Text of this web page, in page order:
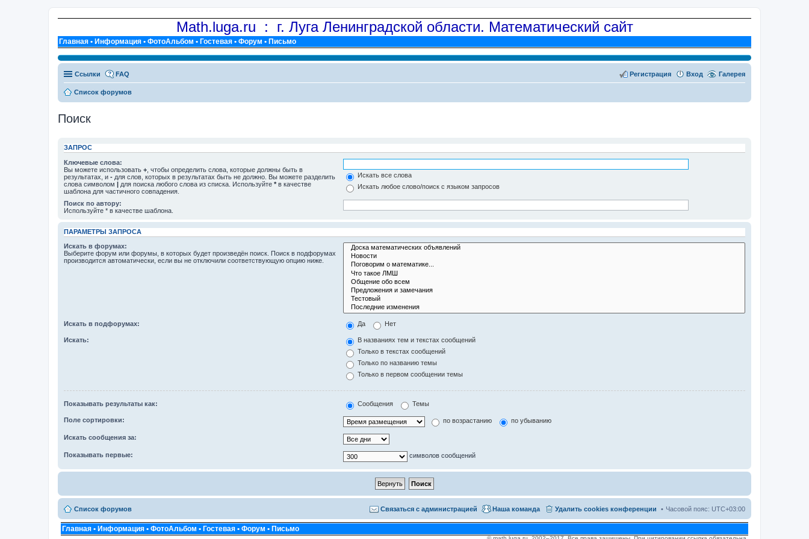
Math.luga.ru : г. Луга Ленинградской области. Математический сайт
Главная • Информация • ФотоАльбом • Гостевая • Форум • Письмо
Ссылки Галерея
FAQ Вход
Регистрация
Список форумов
Поиск
ЗАПРОС
Ключевые слова:
Вы можете использовать + , чтобы определить слова, которые должны быть в
результатах, и - для слов, которых в результатах быть не должно. Вы можете разделить
слова символом | для поиска любого слова из списка. Используйте * в качестве
шаблона для частичного совпадения.
Искать все слова
Искать любое слово/поиск с языком запросов
Поиск по автору:
Используйте * в качестве шаблона.
ПАРАМЕТРЫ ЗАПРОСА
Искать в форумах:
Выберите форум или форумы, в которых будет произведён поиск. Поиск в подфорумах
производится автоматически, если вы не отключили соответствующую опцию ниже.
Искать в подфорумах: Да Нет
Искать:
В названиях тем и текстах сообщений
Только в текстах сообщений
Только по названию темы
Только в первом сообщении темы
Показывать результаты как: Сообщения Темы
Поле сортировки: по возрастанию по убыванию
Искать сообщения за:
Показывать первые: символов сообщений
Список форумов Часовой пояс: UTC+03:00
Удалить cookies конференции
Наша команда
Связаться с администрацией
Главная • Информация • ФотоАльбом • Гостевая • Форум • Письмо